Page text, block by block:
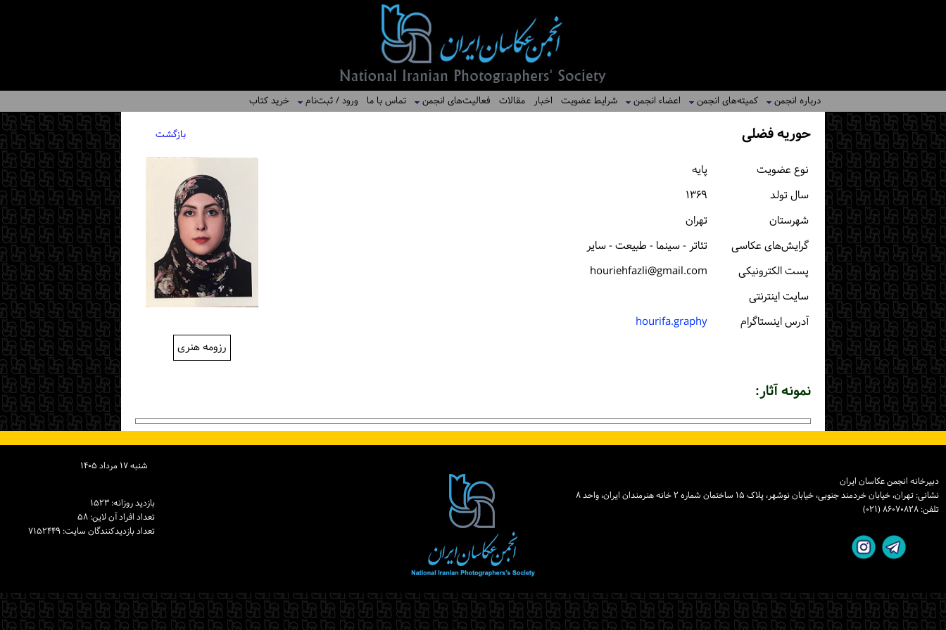
درباره انجمن کمیته‌های انجمن اعضاء انجمن شرایط عضویت اخبار مقالات فعالیت‌های انجمن تماس با ما ورود / ثبت‌نام خرید کتاب
حوریه فضلی بازگشت
رزومه هنری
نوع عضویت
پایه
سال تولد
۱۳۶۹
شهرستان
تهران
گرایش‌های عکاسی
تئاتر - سینما - طبیعت - سایر
پست الكترونیكی
houriehfazli@gmail.com
سایت اینترنتی
آدرس اینستاگرام
hourifa.graphy
نمونه آثار:
شنبه ۱۷ مرداد ۱۴۰۵
بازدید روزانه: ۱۵۲۳
تعداد افراد آن لاین: ۵۸
تعداد بازدیدكنندگان سایت: ۷۱۵۲۴۴۹
دبیرخانه انجمن عکاسان ایران
نشانی: تهران، خیابان خردمند جنوبی، خیابان نوشهر، پلاک ۱۵ ساختمان شماره ۲ خانه هنرمندان ایران، واحد ۸
تلفن: ۸۶۰۷۰۸۲۸ (۰۲۱)